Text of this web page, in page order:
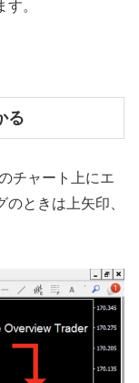
。
る
チャート上にエ
ときは上矢印、